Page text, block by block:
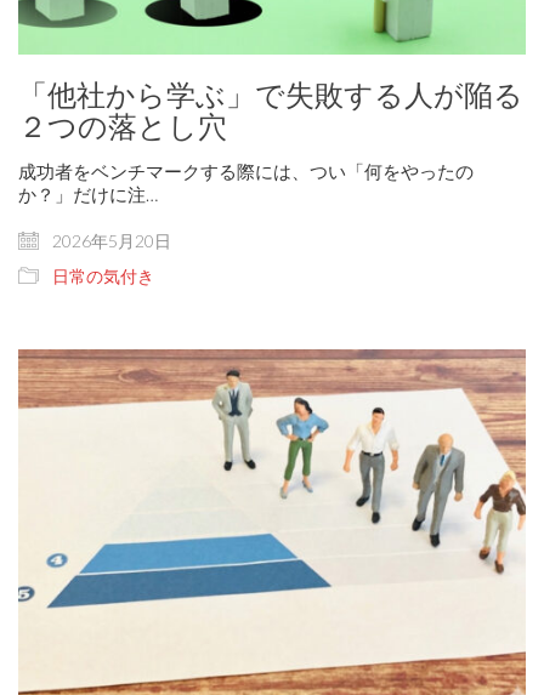
「他社から学ぶ」で失敗する人が陥る
２つの落とし穴
成功者をベンチマークする際には、つい「何をやったの
か？」だけに注…
2026年5月20日
日常の気付き